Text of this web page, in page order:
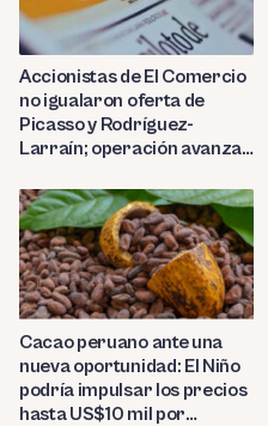
Accionistas de El Comercio
no igualaron oferta de
Picasso y Rodríguez-
Larraín; operación avanza
Cacao peruano ante una
nueva oportunidad: El Niño
podría impulsar los precios
hasta US$10 mil por